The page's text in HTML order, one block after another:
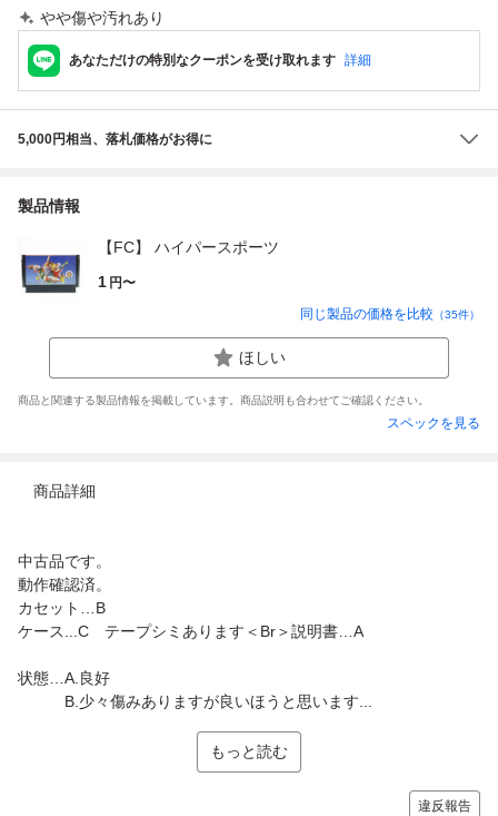
やや傷や汚れあり
あなただけの特別なクーポンを受け取れます 詳細
5,000円相当、落札価格がお得に
製品情報
【FC】 ハイパースポーツ
1 円〜
同じ製品の価格を比較 （35件）
ほしい
商品と関連する製品情報を掲載しています。商品説明も合わせてご確認ください。
スペックを見る
商品詳細
中古品です。
動作確認済。
カセット…B
ケース...C テープシミあります＜Br＞説明書…A
状態…A.良好
B.少々傷みありますが良いほうと思います...
もっと読む
違反報告